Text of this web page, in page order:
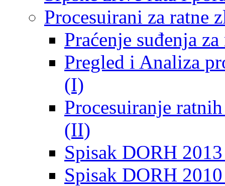
Procesuirani za ratne
Praćenje suđenja
Pregled i Analiza
(I)
Procesuiranje
(II)
Spisak DORH
Spisak DORH